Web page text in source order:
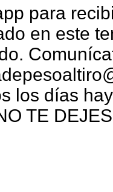
para
en este
los días
TE